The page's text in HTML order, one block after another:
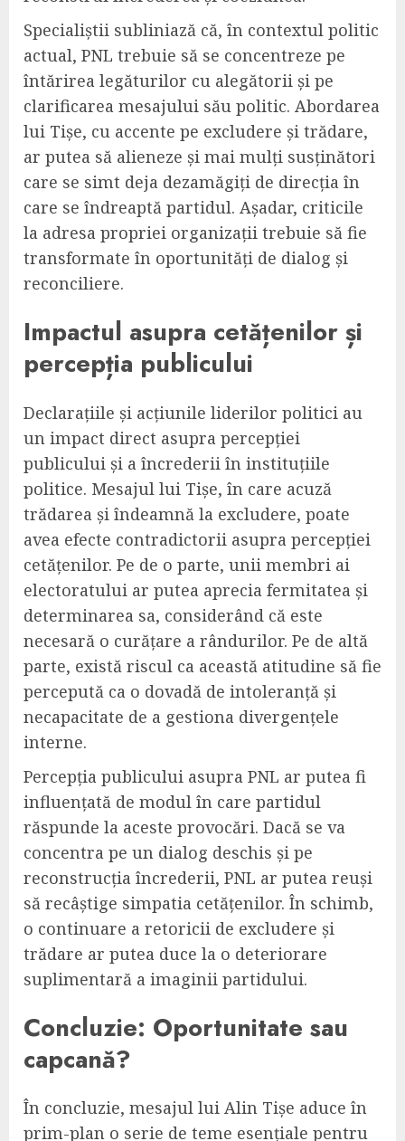
Specialiștii subliniază că, în contextul politic
actual, PNL trebuie să se concentreze pe
întărirea legăturilor cu alegătorii și pe
clarificarea mesajului său politic. Abordarea
lui Tișe, cu accente pe excludere și trădare,
ar putea să alieneze și mai mulți susținători
care se simt deja dezamăgiți de direcția în
care se îndreaptă partidul. Așadar, criticile
la adresa propriei organizații trebuie să fie
transformate în oportunități de dialog și
reconciliere.
Impactul asupra cetățenilor și
percepția publicului
Declarațiile și acțiunile liderilor politici au
un impact direct asupra percepției
publicului și a încrederii în instituțiile
politice. Mesajul lui Tișe, în care acuză
trădarea și îndeamnă la excludere, poate
avea efecte contradictorii asupra percepției
cetățenilor. Pe de o parte, unii membri ai
electoratului ar putea aprecia fermitatea și
determinarea sa, considerând că este
necesară o curățare a rândurilor. Pe de altă
parte, există riscul ca această atitudine să fie
percepută ca o dovadă de intoleranță și
necapacitate de a gestiona divergențele
interne.
Percepția publicului asupra PNL ar putea fi
influențată de modul în care partidul
răspunde la aceste provocări. Dacă se va
concentra pe un dialog deschis și pe
reconstrucția încrederii, PNL ar putea reuși
să recâștige simpatia cetățenilor. În schimb,
o continuare a retoricii de excludere și
trădare ar putea duce la o deteriorare
suplimentară a imaginii partidului.
Concluzie: Oportunitate sau
capcană?
În concluzie, mesajul lui Alin Tișe aduce în
prim-plan o serie de teme esențiale pentru